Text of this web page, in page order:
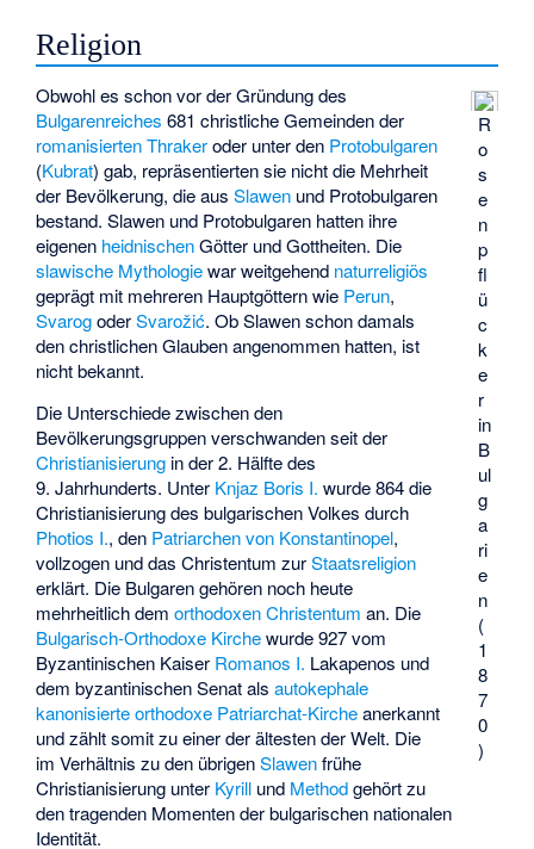
Religion
R
o
s
e
n
p
fl
ü
c
k
e
r
in
B
ul
g
a
ri
e
n
(
1
8
7
0
)
Obwohl es schon vor der Gründung des
Bulgarenreiches 681 christliche Gemeinden der
romanisierten Thrakeroder unter den Protobulgaren
(Kubrat) gab, repräsentierten sie nicht die Mehrheit
der Bevölkerung, die ausSlawen und Protobulgaren
bestand. Slawen und Protobulgaren hatten ihre
eigenen heidnischenGötter und Gottheiten. Die
slawische Mythologiewar weitgehend naturreligiös
geprägt mit mehreren Hauptgöttern wie Perun,
SvarogoderSvarožić. Ob Slawen schon damals
den christlichen Glauben angenommen hatten, ist
nicht bekannt.
Die Unterschiede zwischen den
Bevölkerungsgruppen verschwanden seit der
Christianisierung in der 2. Hälfte des
9. Jahrhunderts. Unter Knjaz Boris I. wurde 864 die
Christianisierung des bulgarischen Volkes durch
Photios I., den Patriarchen von Konstantinopel,
vollzogen und das Christentum zurStaatsreligion
erklärt. Die Bulgaren gehören noch heute
mehrheitlich demorthodoxen Christentum an. Die
Bulgarisch-Orthodoxe Kirchewurde 927 vom
Byzantinischen Kaiser Romanos I. Lakapenos und
dem byzantinischen Senat alsautokephale
kanonisierte orthodoxe Patriarchat-Kircheanerkannt
und zählt somit zu einer der ältesten der Welt. Die
im Verhältnis zu den übrigenSlawenfrühe
Christianisierung unter Kyrill und Methodgehört zu
den tragenden Momenten der bulgarischen nationalen
Identität.